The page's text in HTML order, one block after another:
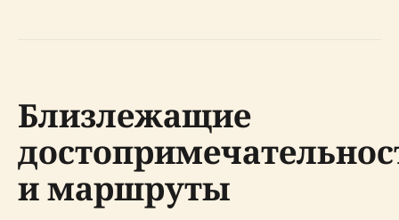
Близлежащие
и маршруты